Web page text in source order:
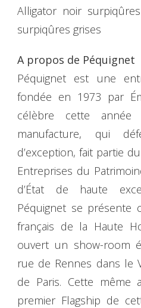
Alligator noir
surpiqûres grises
A propos de Péquignet
Péquignet est une
fondée en 1973 par
célèbre cette
manufacture, qui
d’exception, fait partie
Entreprises du
d’État de haute
Péquignet se présente
français de la Haute
ouvert un show-room
rue de Rennes dans le
de Paris. Cette même
premier Flagship de